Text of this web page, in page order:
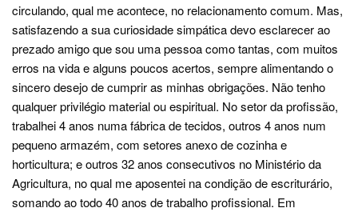
circulando, qual me acontece, no relacionamento comum. Mas,
satisfazendo a sua curiosidade simpática devo esclarecer ao
prezado amigo que sou uma pessoa como tantas, com muitos
erros na vida e alguns poucos acertos, sempre alimentando o
sincero desejo de cumprir as minhas obrigações. Não tenho
qualquer privilégio material ou espiritual. No setor da profissão,
trabalhei 4 anos numa fábrica de tecidos, outros 4 anos num
pequeno armazém, com setores anexo de cozinha e
horticultura; e outros 32 anos consecutivos no Ministério da
Agricultura, no qual me aposentei na condição de escriturário,
somando ao todo 40 anos de trabalho profissional. Em